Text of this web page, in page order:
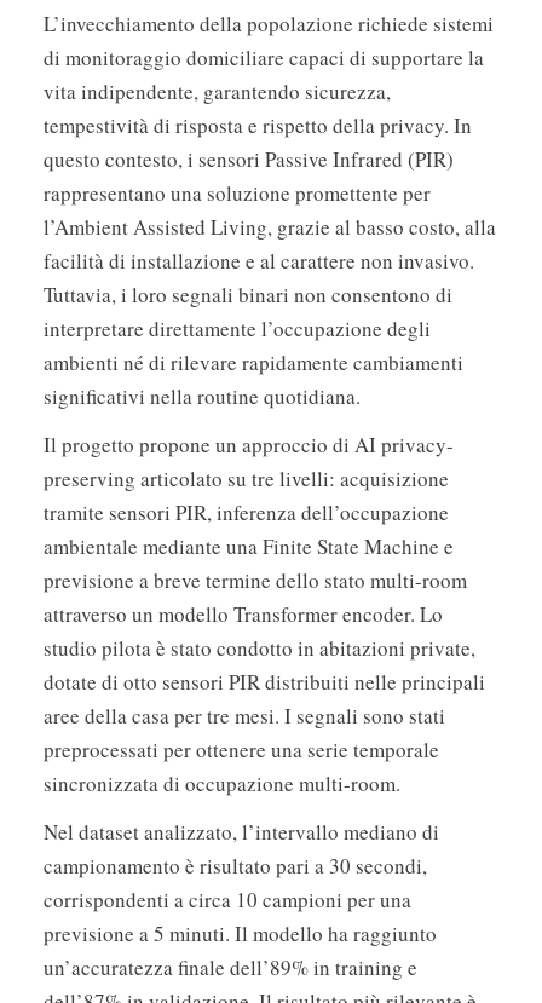
L’invecchiamento della popolazione richiede sistemi
di monitoraggio domiciliare capaci di supportare la
vita indipendente, garantendo sicurezza,
tempestività di risposta e rispetto della privacy. In
questo contesto, i sensori Passive Infrared (PIR)
rappresentano una soluzione promettente per
l’Ambient Assisted Living, grazie al basso costo, alla
facilità di installazione e al carattere non invasivo.
Tuttavia, i loro segnali binari non consentono di
interpretare direttamente l’occupazione degli
ambienti né di rilevare rapidamente cambiamenti
significativi nella routine quotidiana.
Il progetto propone un approccio di AI privacy-
preserving articolato su tre livelli: acquisizione
tramite sensori PIR, inferenza dell’occupazione
ambientale mediante una Finite State Machine e
previsione a breve termine dello stato multi-room
attraverso un modello Transformer encoder. Lo
studio pilota è stato condotto in abitazioni private,
dotate di otto sensori PIR distribuiti nelle principali
aree della casa per tre mesi. I segnali sono stati
preprocessati per ottenere una serie temporale
sincronizzata di occupazione multi-room.
Nel dataset analizzato, l’intervallo mediano di
campionamento è risultato pari a 30 secondi,
corrispondenti a circa 10 campioni per una
previsione a 5 minuti. Il modello ha raggiunto
un’accuratezza finale dell’89% in training e